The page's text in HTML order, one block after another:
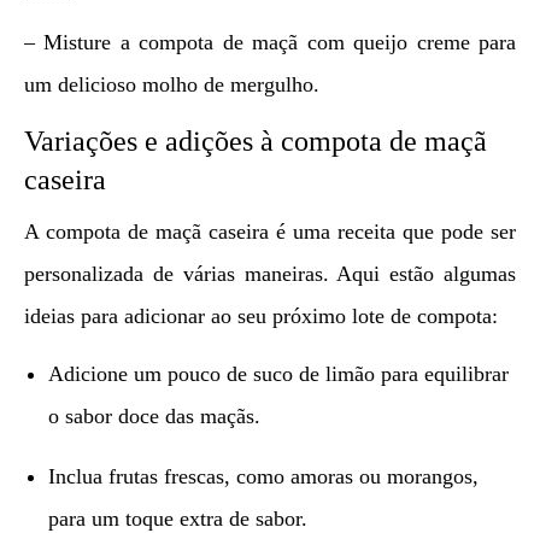
– Misture a compota de maçã com queijo creme para
um delicioso molho de mergulho.
Variações e adições à compota de maçã
caseira
A compota de maçã caseira é uma receita que pode ser
personalizada de várias maneiras. Aqui estão algumas
ideias para adicionar ao seu próximo lote de compota:
Adicione um pouco de suco de limão para equilibrar
o sabor doce das maçãs.
Inclua frutas frescas, como amoras ou morangos,
para um toque extra de sabor.